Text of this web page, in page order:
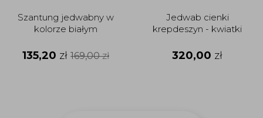
Szantung jedwabny w
kolorze białym
135,20 zł 169,00zł
Jedwab cienki
krepdeszyn - kwiatki
320,00 zł